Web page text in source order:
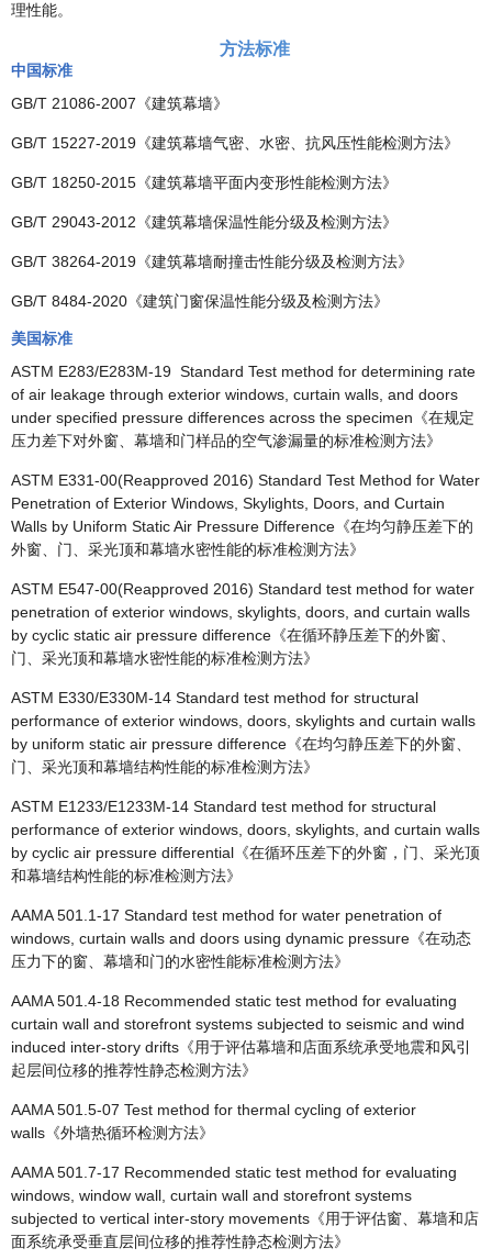
理性能。
方法标准
中国标准
GB/T 21086-2007《建筑幕墙》
GB/T 15227-2019《建筑幕墙气密、水密、抗风压性能检测方法》
GB/T 18250-2015《建筑幕墙平面内变形性能检测方法》
GB/T 29043-2012《建筑幕墙保温性能分级及检测方法》
GB/T 38264-2019《建筑幕墙耐撞击性能分级及检测方法》
GB/T 8484-2020《建筑门窗保温性能分级及检测方法》
美国标准
ASTM E283/E283M-19 Standard Test method for determining rate
of air leakage through exterior windows, curtain walls, and doors
under specified pressure differences across the specimen《在规定
压力差下对外窗、幕墙和门样品的空气渗漏量的标准检测方法》
ASTM E331-00(Reapproved 2016) Standard Test Method for Water
Penetration of Exterior Windows, Skylights, Doors, and Curtain
Walls by Uniform Static Air Pressure Difference《在均匀静压差下的
外窗、门、采光顶和幕墙水密性能的标准检测方法》
ASTM E547-00(Reapproved 2016) Standard test method for water
penetration of exterior windows, skylights, doors, and curtain walls
by cyclic static air pressure difference《在循环静压差下的外窗、
门、采光顶和幕墙水密性能的标准检测方法》
ASTM E330/E330M-14 Standard test method for structural
performance of exterior windows, doors, skylights and curtain walls
by uniform static air pressure difference《在均匀静压差下的外窗、
门、采光顶和幕墙结构性能的标准检测方法》
ASTM E1233/E1233M-14 Standard test method for structural
performance of exterior windows, doors, skylights, and curtain walls
by cyclic air pressure differential《在循环压差下的外窗，门、采光顶
和幕墙结构性能的标准检测方法》
AAMA 501.1-17 Standard test method for water penetration of
windows, curtain walls and doors using dynamic pressure《在动态
压力下的窗、幕墙和门的水密性能标准检测方法》
AAMA 501.4-18 Recommended static test method for evaluating
curtain wall and storefront systems subjected to seismic and wind
induced inter-story drifts《用于评估幕墙和店面系统承受地震和风引
起层间位移的推荐性静态检测方法》
AAMA 501.5-07 Test method for thermal cycling of exterior
walls《外墙热循环检测方法》
AAMA 501.7-17 Recommended static test method for evaluating
windows, window wall, curtain wall and storefront systems
subjected to vertical inter-story movements《用于评估窗、幕墙和店
面系统承受垂直层间位移的推荐性静态检测方法》